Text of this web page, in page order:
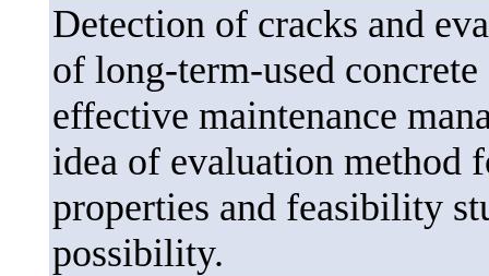
Detection of cracks and
of long-term-used
effective maintenance
idea of evaluation method
properties and feasibility
possibility.